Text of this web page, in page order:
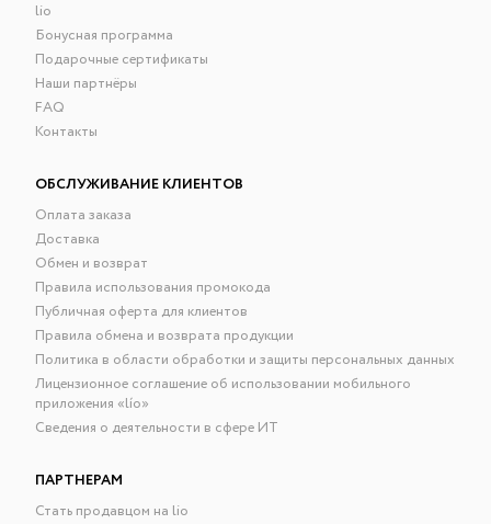
lio
Бонусная программа
Подарочные сертификаты
Наши партнёры
FAQ
Контакты
ОБСЛУЖИВАНИЕ КЛИЕНТОВ
Оплата заказа
Доставка
Обмен и возврат
Правила использования промокода
Публичная оферта для клиентов
Правила обмена и возврата продукции
Политика в области обработки и защиты персональных данных
Лицензионное соглашение об использовании мобильного
приложения «lío»
Сведения о деятельности в сфере ИТ
ПАРТНЕРАМ
Стать продавцом на lio